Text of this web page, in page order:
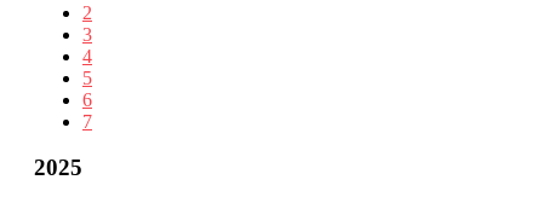
2
3
4
5
6
7
2025